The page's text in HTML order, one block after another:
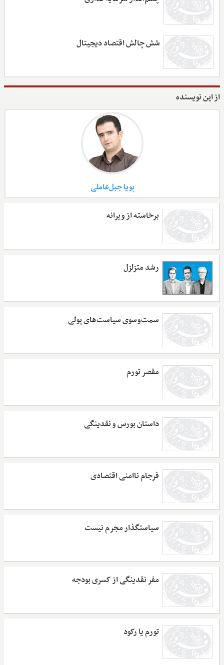
شش چالش اقتصاد دیجیتال
از این نویسنده
پویا جبل‌عاملی
برخاسته از ویرانه
رشد متزلزل
سمت‌وسوی سیاست‌های پولی
مقصر تورم
داستان بورس و نقدینگی
فرجام ناامنی اقتصادی
سیاستگذار مجرم نیست
مفر نقدینگی از کسری بودجه
تورم یا رکود